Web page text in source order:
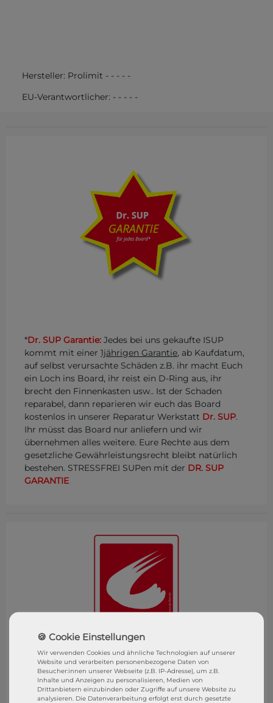
Hersteller: Prolimit - - - - -
EU-Verantwortlicher: - - - - -
*Dr. SUP Garantie: Jedes bei uns gekaufte ISUP
kommt mit einer 1jährigen Garantie, ab Kaufdatum,
auf selbst verursachte Schäden z.B. ihr macht Euch
ein Loch ins Board, ihr reist ein D-Ring aus, ihr
brecht den Finnenkasten usw.. Ist der Schaden
reparabel, dann reparieren wir euch das Board
kostenlos in unserer Reparatur Werkstatt Dr. SUP.
Ihr müsst das Board nur anliefern und wir
übernehmen alles weitere. Eure Rechte aus dem
gesetzliche Gewährleistungsrecht bleibt natürlich
bestehen. STRESSFREI SUPen mit der DR. SUP
GARANTIE
SixFeet Surf & SUP Shop
Wasserburg (Bodensee)
Wir verwenden Cookies und ähnliche Technologien auf unserer
Website und verarbeiten personenbezogene Daten von
Besucher:innen unserer Webseite (z.B. IP-Adresse), um z.B.
Inhalte und Anzeigen zu personalisieren, Medien von
Drittanbietern einzubinden oder Zugriffe auf unsere Website zu
analysieren. Die Datenverarbeitung erfolgt erst durch gesetzte